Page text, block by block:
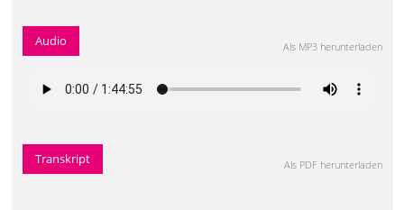
Audio Als MP3 herunterladen
Transkript Als PDF herunterladen